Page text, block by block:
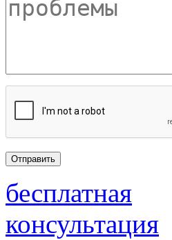
бесплатная
консультация